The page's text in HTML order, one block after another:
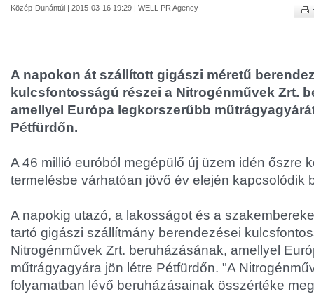
Közép-Dunántúl | 2015-03-16 19:29 | WELL PR Agency
A napokon át szállított gigászi méretű
kulcsfontosságú részei a Nitrogénművek Zrt.
amellyel Európa legkorszerűbb
Pétfürdőn.
A 46 millió euróból megépülő új üzem idén őszre
termelésbe várhatóan jövő év elején kapcsolódik
A napokig utazó, a lakosságot és a
tartó gigászi szállítmány berendezései
Nitrogénművek Zrt. beruházásának, amellyel
műtrágyagyára jön létre Pétfürdőn. "A
folyamatban lévő beruházásainak összértéke